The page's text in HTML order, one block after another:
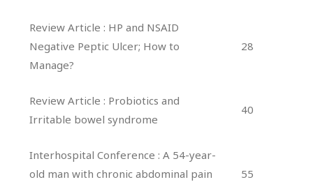
Review Article : HP and NSAID
Negative Peptic Ulcer; How to
Manage?
28
Review Article : Probiotics and
Irritable bowel syndrome
40
Interhospital Conference : A 54-year-
old man with chronic abdominal pain
55